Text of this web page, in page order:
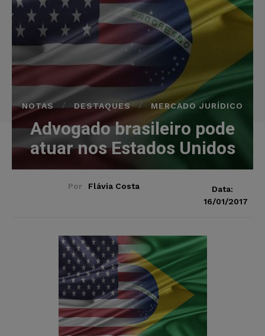
NOTAS DESTAQUES MERCADO JURÍDICO
Advogado brasileiro pode
atuar nos Estados Unidos
Por Flávia Costa
Data:
16/01/2017